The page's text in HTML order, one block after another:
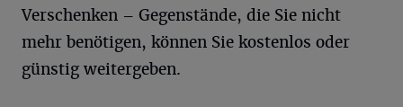
Verschenken – Gegenstände, die Sie nicht
mehr benötigen, können Sie kostenlos oder
günstig weitergeben.